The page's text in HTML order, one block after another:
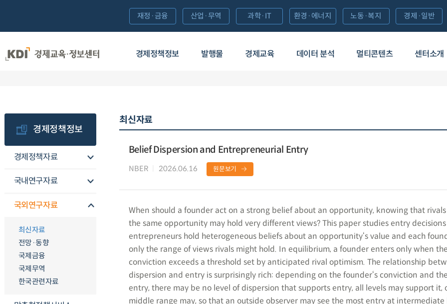
경제정책정보 발행물 경제교육 데이터 분석 멀티콘텐츠 센터소개
재정·금융 산업·무역 과학·IT 환경·에너지 노동·복지 경제·일반
경제정책정보
경제정책자료
국내연구자료
국외연구자료
최신자료
전망·동향
국제금융
국제무역
한국관련자료
최신자료
Belief Dispersion and Entrepreneurial Entry
NBER 2026.06.16 원문보기
When should a founder act on a strong belief about an opportunity, knowing that rivals
the same opportunity may hold very different views? This paper studies entry
entrepreneurs hold heterogeneous beliefs about an opportunity‘s value and each
only the range of views rivals might hold. In equilibrium, a founder enters only when
conviction exceeds a threshold set by anticipated rival optimism. The relationship
dispersion and entry is surprisingly rich: depending on the founder‘s conviction and
entry, there may be no level of dispersion that supports entry, all levels may support it,
middle range may, so that an outside observer may see the most entry at intermediate